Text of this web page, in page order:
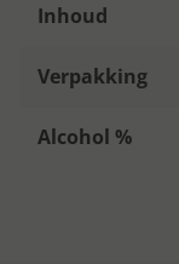
Inhoud
Verpakking
Alcohol %